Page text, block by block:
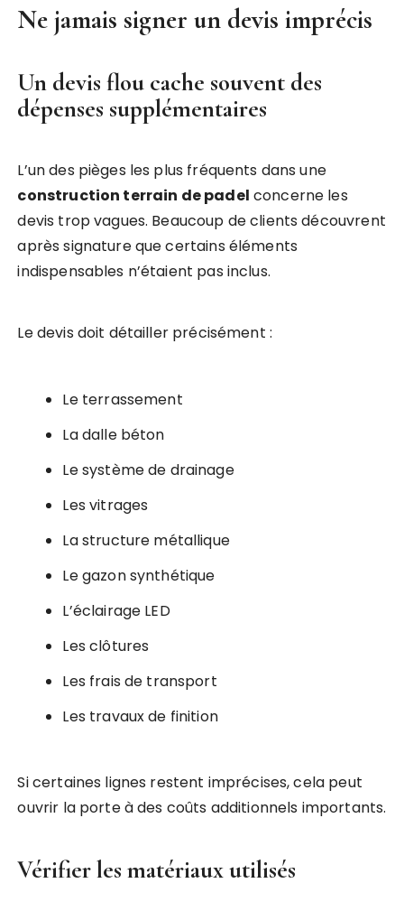
Ne jamais signer un devis imprécis
Un devis flou cache souvent des
dépenses supplémentaires
L’un des pièges les plus fréquents dans une
construction terrain de padel concerne les
devis trop vagues. Beaucoup de clients découvrent
après signature que certains éléments
indispensables n’étaient pas inclus.
Le devis doit détailler précisément :
Le terrassement
La dalle béton
Le système de drainage
Les vitrages
La structure métallique
Le gazon synthétique
L’éclairage LED
Les clôtures
Les frais de transport
Les travaux de finition
Si certaines lignes restent imprécises, cela peut
ouvrir la porte à des coûts additionnels importants.
Vérifier les matériaux utilisés